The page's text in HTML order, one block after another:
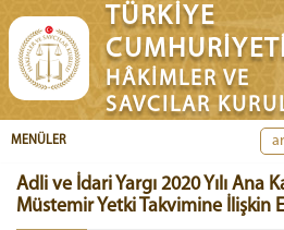
TÜRKİYE
HÂKİMLER VE
SAVCILAR
MENÜLER
Adli ve İdari Yargı 2020 Yılı Ana
Müstemir Yetki Takvimine İlişkin